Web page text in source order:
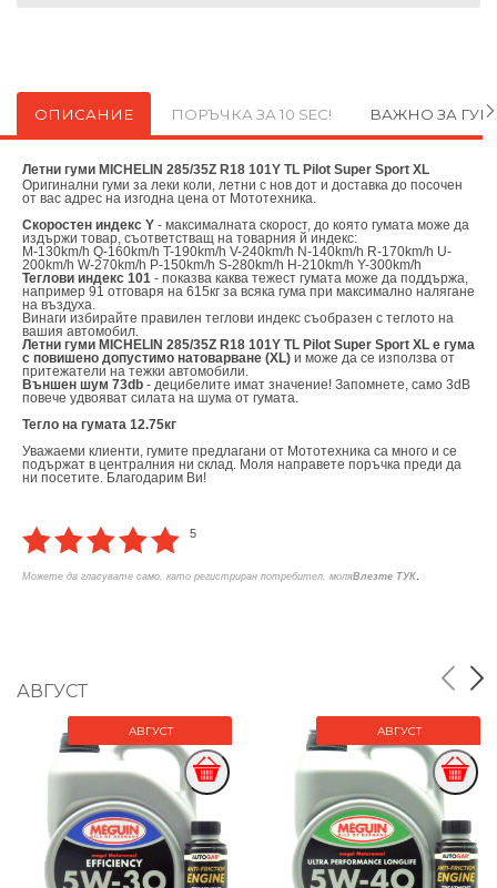
ОПИСАНИЕ ПОРЪЧКА ЗА 10 SEC! ВАЖНО ЗА
Летни гуми MICHELIN 285/35Z R18 101Y TL Pilot Super Sport XL
Оригинални гуми за леки коли, летни с нов дот и доставка до посочен
от вас адрес на изгодна цена от Мототехника.
Скоростен индекс Y - максималната скорост, до която гумата може да
издържи товар, съответстващ на товарния й индекс:
M-130km/h Q-160km/h T-190km/h V-240km/h N-140km/h R-170km/h U-
200km/h W-270km/h P-150km/h S-280km/h H-210km/h Y-300km/h
Теглови индекс 101 - показва каква тежест гумата може да поддържа,
например 91 отговаря на 615кг за всяка гума при максимално налягане
на въздуха.
Винаги избирайте правилен теглови индекс съобразен с теглото на
вашия автомобил.
Летни гуми MICHELIN 285/35Z R18 101Y TL Pilot Super Sport XL е гума
с повишено допустимо натоварване (XL) и може да се използва от
притежатели на тежки автомобили.
Външен шум 73db - децибелите имат значение! Запомнете, само 3dB
повече удвояват силата на шума от гумата.
Тегло на гумата 12.75кг
Уважаеми клиенти, гумите предлагани от Мототехника са много и се
подържат в централния ни склад. Моля направете поръчка преди да
ни посетите. Благодарим Ви!
5
Можете да гласувате само, като регистриран потребител, моляВлезте ТУК
АВГУСТ
АВГУСТ АВГУСТ